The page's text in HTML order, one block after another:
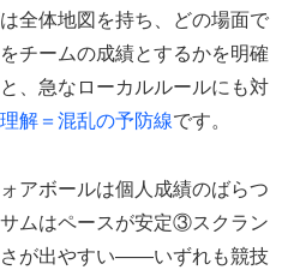
全体地図を持ち、どの場面で
チームの成績とするかを明確
、急なローカルルールにも対
解＝混乱の予防線です。
アボールは個人成績のばらつ
ムはペースが安定③スクラン
が出やすい——いずれも競技